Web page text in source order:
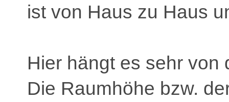
ist von Haus zu Haus
Hier hängt es sehr von
Die Raumhöhe bzw.